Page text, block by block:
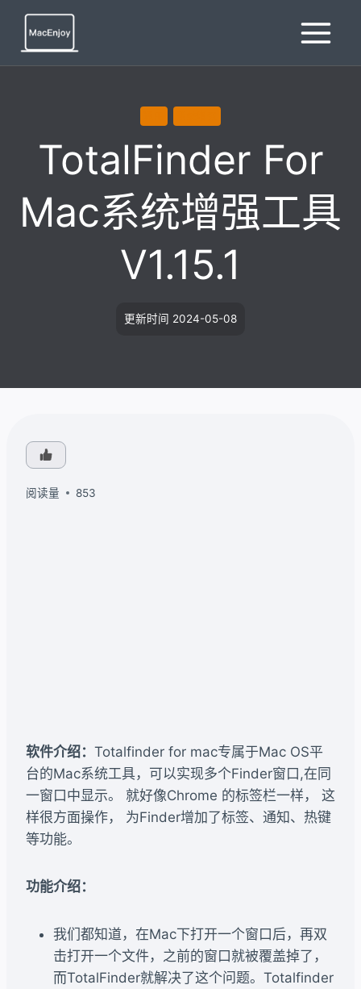
TotalFinder For
Mac系统增强工具
V1.15.1
更新时间 2024-05-08
阅读量 853
软件介绍： Totalfinder for mac专属于Mac OS平
台的Mac系统工具，可以实现多个Finder窗口,在同
一窗口中显示。 就好像Chrome 的标签栏一样， 这
样很方面操作， 为Finder增加了标签、通知、热键
等功能。
功能介绍：
我们都知道，在Mac下打开一个窗口后，再双
击打开一个文件，之前的窗口就被覆盖掉了，
而TotalFinder就解决了这个问题。Totalfinder